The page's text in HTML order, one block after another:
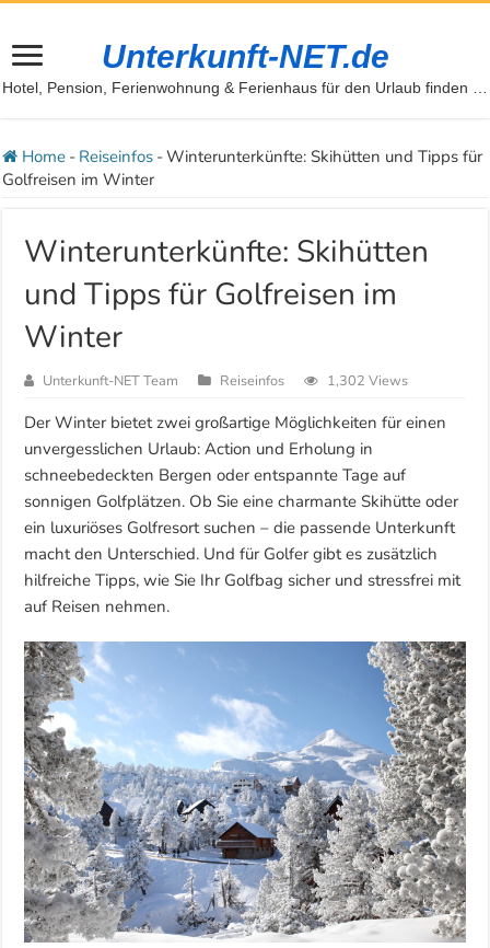
Unterkunft-NET.de
Hotel, Pension, Ferienwohnung & Ferienhaus für den Urlaub finden …
Home - Reiseinfos -Winterunterkünfte: Skihütten und Tipps für
Golfreisen im Winter
Winterunterkünfte: Skihütten
und Tipps für Golfreisen im
Winter
Unterkunft-NET Team Reiseinfos 1,302 Views
Der Winter bietet zwei großartige Möglichkeiten für einen
unvergesslichen Urlaub: Action und Erholung in
schneebedeckten Bergen oder entspannte Tage auf
sonnigen Golfplätzen. Ob Sie eine charmante Skihütte oder
ein luxuriöses Golfresort suchen – die passende Unterkunft
macht den Unterschied. Und für Golfer gibt es zusätzlich
hilfreiche Tipps, wie Sie Ihr Golfbag sicher und stressfrei mit
auf Reisen nehmen.